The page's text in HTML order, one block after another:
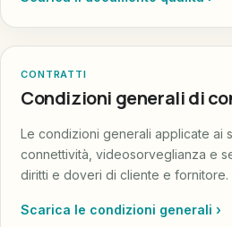
CONTRATTI
Condizioni generali di
Le condizioni generali applicate ai
connettività, videosorveglianza e
diritti e doveri di cliente e fornitore.
Scarica le condizioni generali ›